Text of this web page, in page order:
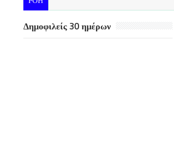
Δημοφιλείς 30 ημέρων